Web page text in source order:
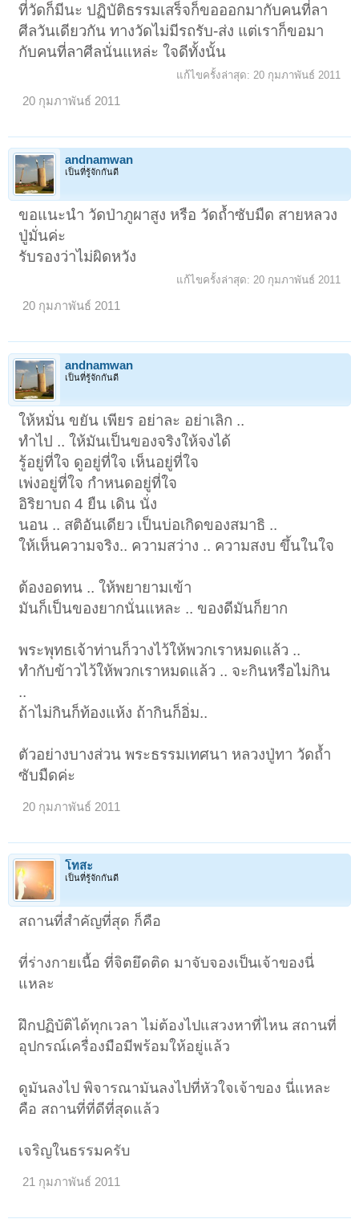
ที่วัดก็มีนะ ปฏิบัติธรรมเสร็จก็ขอออกมากับคนที่ลา
ศีลวันเดียวกัน ทางวัดไม่มีรถรับ-ส่ง แต่เราก็ขอมา
กับคนที่ลาศีลนั่นแหล่ะ ใจดีทั้งนั้น
แก้ไขครั้งล่าสุด: 20 กุมภาพันธ์ 2011
20 กุมภาพันธ์ 2011
andnamwan
เป็นที่รู้จักกันดี
ขอแนะนำ วัดป่าภูผาสูง หรือ วัดถ้ำซับมืด สายหลวง
ปู่มั่นค่ะ
รับรองว่าไม่ผิดหวัง
แก้ไขครั้งล่าสุด: 20 กุมภาพันธ์ 2011
20 กุมภาพันธ์ 2011
andnamwan
เป็นที่รู้จักกันดี
ให้หมั่น ขยัน เพียร อย่าละ อย่าเลิก ..
ทำไป .. ให้มันเป็นของจริงให้จงได้
รู้อยู่ที่ใจ ดูอยู่ที่ใจ เห็นอยู่ที่ใจ
เพ่งอยู่ที่ใจ กำหนดอยู่ที่ใจ
อิริยาบถ 4 ยืน เดิน นั่ง
นอน .. สติอันเดียว เป็นบ่อเกิดของสมาธิ ..
ให้เห็นความจริง.. ความสว่าง .. ความสงบ ขึ้นในใจ
ต้องอดทน .. ให้พยายามเข้า
มันก็เป็นของยากนั่นแหละ .. ของดีมันก็ยาก
พระพุทธเจ้าท่านก็วางไว้ให้พวกเราหมดแล้ว ..
ทำกับข้าวไว้ให้พวกเราหมดแล้ว .. จะกินหรือไม่กิน
..
ถ้าไม่กินก็ท้องแห้ง ถ้ากินก็อิ่ม..
ตัวอย่างบางส่วน พระธรรมเทศนา หลวงปู่ทา วัดถ้ำ
ซับมืดค่ะ
20 กุมภาพันธ์ 2011
โทสะ
เป็นที่รู้จักกันดี
สถานที่สำคัญที่สุด ก็คือ
ที่ร่างกายเนื้อ ที่จิตยึดติด มาจับจองเป็นเจ้าของนี่
แหละ
ฝึกปฏิบัติได้ทุกเวลา ไม่ต้องไปแสวงหาที่ไหน สถานที่
อุปกรณ์เครื่องมือมีพร้อมให้อยู่แล้ว
ดูมันลงไป พิจารณามันลงไปที่หัวใจเจ้าของ นี่แหละ
คือ สถานที่ที่ดีที่สุดแล้ว
เจริญในธรรมครับ
21 กุมภาพันธ์ 2011